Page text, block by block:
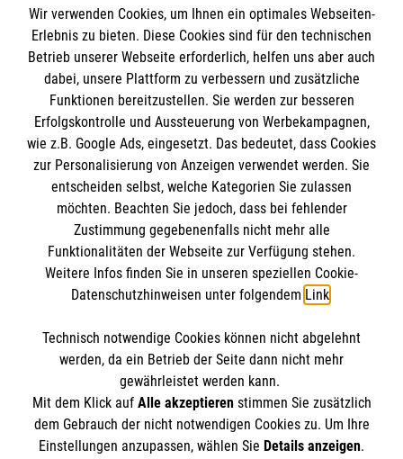
Informationen
Impressum
Datenschutz
Kontakt
Barrierefreiheit
Die Malteser
Malteser in Deutschland
Malteserorden
Sharepoint
Spendenkonto
Bank: PAX Bank für Kirche und Caritas eG
IBAN: DE34 3706 0120 1201 2136 45
BIC: GENODED1PA7
So finden Sie uns
Teisendorfer Str. 8
83435 Bad Reichenhall
Der Malteser Hilfsdienst e.V. ist als eingetragene
Wir verwenden Cookies, um Ihnen ein optimales Webseiten-
Erlebnis zu bieten. Diese Cookies sind für den technischen
Betrieb unserer Webseite erforderlich, helfen uns aber auch
dabei, unsere Plattform zu verbessern und zusätzliche
Funktionen bereitzustellen. Sie werden zur besseren
Erfolgskontrolle und Aussteuerung von Werbekampagnen,
wie z.B. Google Ads, eingesetzt. Das bedeutet, dass Cookies
zur Personalisierung von Anzeigen verwendet werden. Sie
entscheiden selbst, welche Kategorien Sie zulassen
möchten. Beachten Sie jedoch, dass bei fehlender
Zustimmung gegebenenfalls nicht mehr alle
Funktionalitäten der Webseite zur Verfügung stehen.
Weitere Infos finden Sie in unseren speziellen Cookie-
Datenschutzhinweisen unter folgendem Link.
Technisch notwendige Cookies können nicht abgelehnt
werden, da ein Betrieb der Seite dann nicht mehr
gewährleistet werden kann.
Mit dem Klick auf Alle akzeptierenstimmen Sie zusätzlich
dem Gebrauch der nicht notwendigen Cookies zu. Um Ihre
Einstellungen anzupassen, wählen Sie Details anzeigen.